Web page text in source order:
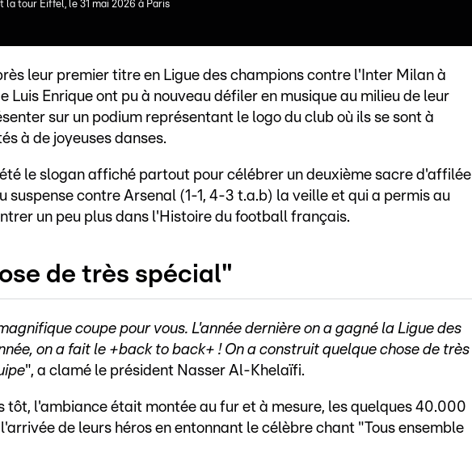
la tour Eiffel, le 31 mai 2026 à Paris
leur premier titre en Ligue des champions contre l'Inter Milan à
Luis Enrique ont pu à nouveau défiler en musique au milieu de leur
sur un podium représentant le logo du club où ils se sont à
à de joyeuses danses.
le slogan affiché partout pour célébrer un deuxième sacre d'affilée
suspense contre Arsenal (1-1, 4-3 t.a.b) la veille et qui a permis au
un peu plus dans l'Histoire du football français.
de très spécial"
coupe pour vous. L'année dernière on a gagné la Ligue des
on a fait le +back to back+ ! On a construit quelque chose de très
", a clamé le président Nasser Al-Khelaïfi.
tôt, l'ambiance était montée au fur et à mesure, les quelques 40.000
de leurs héros en entonnant le célèbre chant "Tous ensemble